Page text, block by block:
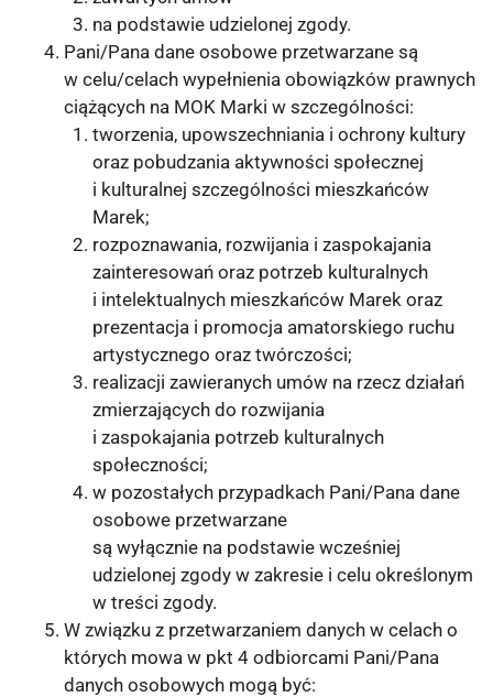
na podstawie udzielonej zgody.
Pani/Pana dane osobowe przetwarzane są
w celu/celach wypełnienia obowiązków prawnych
ciążących na MOK Marki w szczególności:
tworzenia, upowszechniania i ochrony kultury
oraz pobudzania aktywności społecznej
i kulturalnej szczególności mieszkańców
Marek;
rozpoznawania, rozwijania i zaspokajania
zainteresowań oraz potrzeb kulturalnych
i intelektualnych mieszkańców Marek oraz
prezentacja i promocja amatorskiego ruchu
artystycznego oraz twórczości;
realizacji zawieranych umów na rzecz działań
zmierzających do rozwijania
i zaspokajania potrzeb kulturalnych
społeczności;
w pozostałych przypadkach Pani/Pana dane
osobowe przetwarzane
są wyłącznie na podstawie wcześniej
udzielonej zgody w zakresie i celu określonym
w treści zgody.
W związku z przetwarzaniem danych w celach o
których mowa w pkt 4 odbiorcami Pani/Pana
danych osobowych mogą być: